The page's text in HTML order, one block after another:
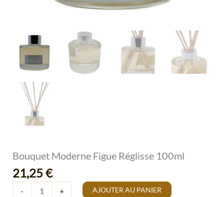
Bouquet Moderne Figue Réglisse 100ml
21,25€
- + AJOUTER AU PANIER